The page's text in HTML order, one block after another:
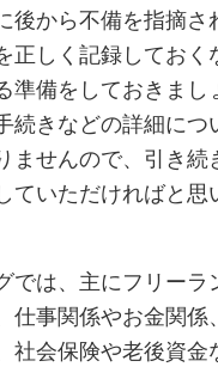
後から不備を指摘さ
正しく記録しておく
準備をしておきまし
続きなどの詳細につ
ませんので、引き続
ていただければと思
では、主にフリーラ
仕事関係やお金関係
社会保険や老後資金